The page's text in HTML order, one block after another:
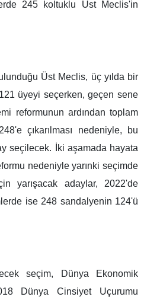
245 koltuklu Üst Meclis'in
Üst Meclis, üç yılda bir
üyeyi seçerken, geçen sene
reformunun ardından toplam
çıkarılması nedeniyle, bu
seçilecek. İki aşamada hayata
nedeniyle yarınki seçimde
yarışacak adaylar, 2022'de
ise 248 sandalyenin 124'ü
seçim, Dünya Ekonomik
Dünya Cinsiyet Uçurumu